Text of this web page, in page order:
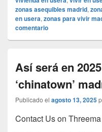
zonas asequibles madrid,
en usera, zonas para vivir
comentario
Así será en
‘chinatown’
Publicado el agosto 13, 2025
Contact Us on Threema